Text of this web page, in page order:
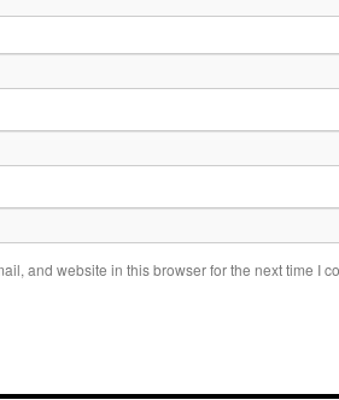
and website in this browser for the next time I